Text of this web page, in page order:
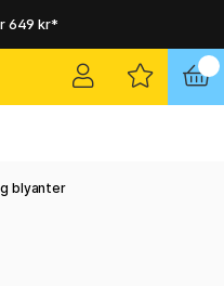
649 kr*
blyanter